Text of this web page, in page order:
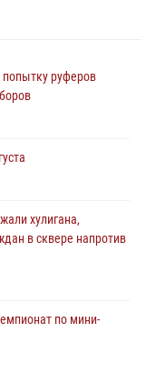
попытку руферов
хулигана,
в сквере напротив
по мини-